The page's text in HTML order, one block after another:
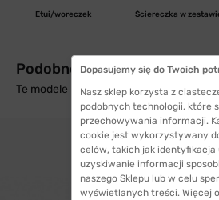
Etui/woreczek Ściereczka w
Podobne produkty z wysyłką
Te modele mogą Cię zainteresować
Dopasujemy się do Twoich
Nasz sklep korzysta z
podobnych technologii, które
przechowywania informacji.
cookie jest wykorzystywany
celów, takich jak identyfikacja
uzyskiwanie informacji
naszego Sklepu lub w celu
wyświetlanych treści. Więcej